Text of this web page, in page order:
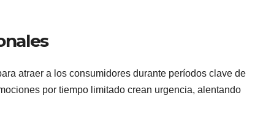
atraer a los consumidores durante períodos clave de
por tiempo limitado crean urgencia, alentando